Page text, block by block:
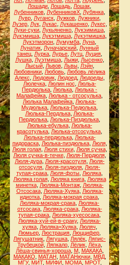
Лошади Лошадь Лошак
Лубенников ЛубенниковХ Лубянка
Лувр Луганск Лужков Лужники
Лузер, Лук, Лукас Лукашенко, Лукес
Луки-суки Лукьяненко Лукэимиша
Лукэмиша, Лукэтмиша, Лукэтмишка,
Лукэтморон Лумумба Луна
Лунатик Луначарский Лунный
танец Лурка Лурье Лутц Луция
Лушка, Луэтмиша, Лыжи, Лысенко,
Лысый, Львов, Львы, Лэйн,
Любовники Любовь Любовь лёлика
Алекс
Людовик, Людоед, Людоеды,
Люлечка, Люлин нос
Люльа-
Пердюлька Люлька Люлька -
Малафейка Люлька - отсосулька
Люлька Малафейка Люлька-
Мудюлька Люлька-Педюлька
Люлька-Пердлька, Люлька-
Пердюлька Люлька-Пиздюлька
Люлька-ебулька, Люлька-
красотулька Люлька-отсосулька
Люлька-пердюлька, Люлька-
пидораска, Люлька-пиздюлька, Люля,
Люля голая, Люля стихи, Люля сучка,
Люля сучка-в-течке, Люля-Пердюля,
Люля-дура, Люля-красотуля, Люля-
отсосуля Люля-пиздюля Люля-
тупая-срака Люля-фоты Люляка
Люляка голая, Люляка книга, Люляка
минетка, Люляка-Монтаж, Люляка-
Отсосака, Люляка-Хуяка, Люляка-
идиотка Люляка-мокрая срака
Люляка-мокрая-срака Люляка-
отсосака, Люляка-срака, Люляка-
тупая-срака Люляка-хуесосака
Люляка-хуй-ей-в-сраку, Люляка-
хуяка, Люляка=Хуяка, Люляч
Люмьер Люстрация Люццифер
Лягушатник Лягушка Лялёк Ляпис-
Трубецкой, Ляпкало, Лёлик, Лёха,
Лёша-свинья-хороша, М, МАКАКА,
МАКАКО
МАТАН МАТАНючки, МВД,
МГУ, МИТ, МИФИ МОМА, МРОТ,